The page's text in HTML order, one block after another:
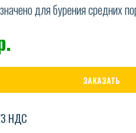
для бурения средних
ЗАКАЗАТЬ
НДС